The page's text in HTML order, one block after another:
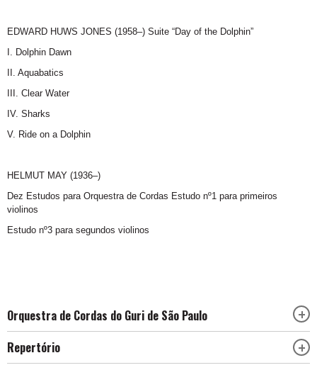
EDWARD HUWS JONES (1958–) Suite “Day of the Dolphin”
I. Dolphin Dawn
II. Aquabatics
III. Clear Water
IV. Sharks
V. Ride on a Dolphin
HELMUT MAY (1936–)
Dez Estudos para Orquestra de Cordas Estudo nº1 para primeiros
violinos
Estudo nº3 para segundos violinos
Orquestra de Cordas do Guri de São Paulo
Repertório